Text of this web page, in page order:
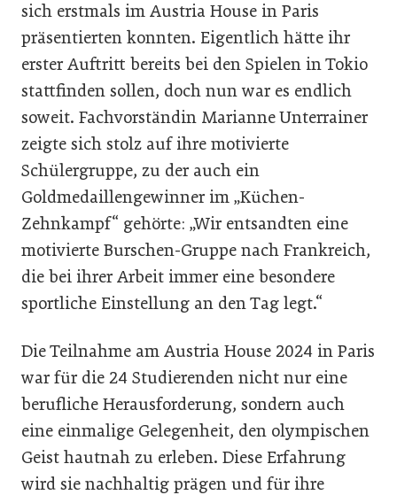
sich erstmals im Austria House in Paris
präsentierten konnten. Eigentlich hätte ihr
erster Auftritt bereits bei den Spielen in Tokio
stattfinden sollen, doch nun war es endlich
soweit. Fachvorständin Marianne Unterrainer
zeigte sich stolz auf ihre motivierte
Schülergruppe, zu der auch ein
Goldmedaillengewinner im „Küchen-
Zehnkampf“ gehörte: „Wir entsandten eine
motivierte Burschen-Gruppe nach Frankreich,
die bei ihrer Arbeit immer eine besondere
sportliche Einstellung an den Tag legt.“
Die Teilnahme am Austria House 2024 in Paris
war für die 24 Studierenden nicht nur eine
berufliche Herausforderung, sondern auch
eine einmalige Gelegenheit, den olympischen
Geist hautnah zu erleben. Diese Erfahrung
wird sie nachhaltig prägen und für ihre